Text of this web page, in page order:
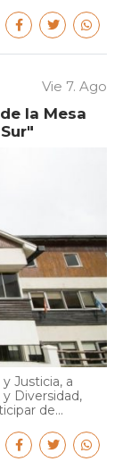
Vie 7. Ago
la Mesa
Justicia, a
Diversidad,
de...